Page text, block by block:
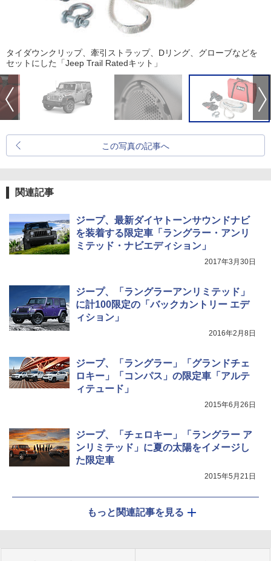
タイダウンクリップ、牽引ストラップ、Dリング、グローブなどを
セットにした「Jeep Trail Ratedキット」
この写真の記事へ
関連記事
ジープ、最新ダイヤトーンサウンドナビ
を装着する限定車「ラングラー・アンリ
ミテッド・ナビエディション」
2017年3月30日
ジープ、「ラングラーアンリミテッド」
に計100限定の「バックカントリー エデ
ィション」
2016年2月8日
ジープ、「ラングラー」「グランドチェ
ロキー」「コンパス」の限定車「アルテ
ィテュード」
2015年6月26日
ジープ、「チェロキー」「ラングラー ア
ンリミテッド」に夏の太陽をイメージし
た限定車
2015年5月21日
もっと関連記事を見る